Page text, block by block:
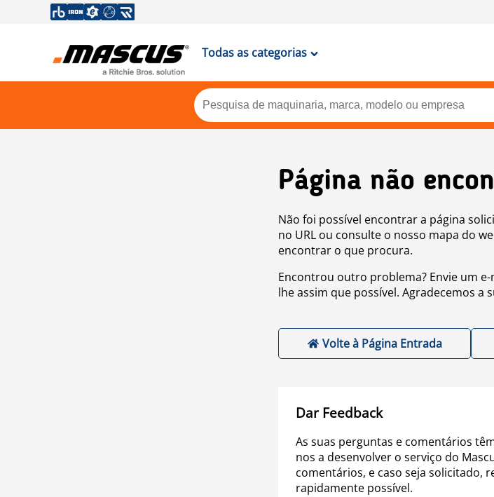
Todas as categorias
Página não
Não foi possível encontrar a página
no URL ou consulte o nosso mapa do
encontrar o que procura.
Encontrou outro problema? Envie um
lhe assim que possível. Agradecemos a
Volte à Página Entrada
Dar Feedback
As suas perguntas e comentários
nos a desenvolver o serviço do
comentários, e caso seja solicitado,
rapidamente possível.